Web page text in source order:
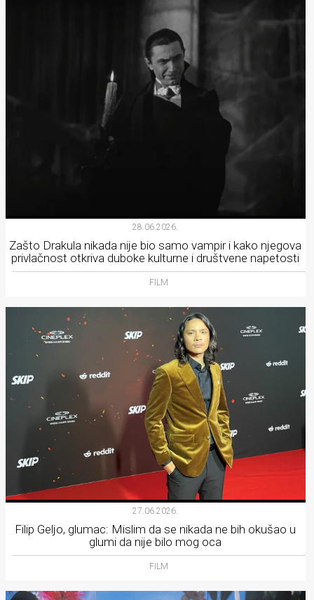
28.06.2026.
Zašto Drakula nikada nije bio samo vampir i kako njegova
privlačnost otkriva duboke kulturne i društvene napetosti
FILM
27.06.2026.
Filip Geljo, glumac: Mislim da se nikada ne bih okušao u
glumi da nije bilo mog oca
FILM